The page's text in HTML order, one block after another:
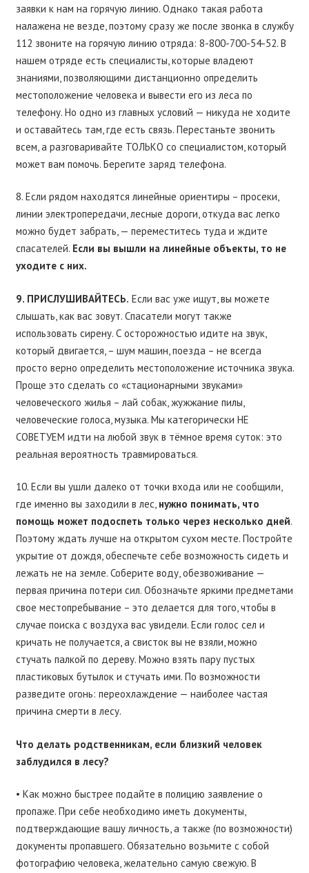
заявки к нам на горячую линию. Однако такая работа
налажена не везде, поэтому сразу же после звонка в службу
112 звоните на горячую линию отряда: 8-800-700-54-52. В
нашем отряде есть специалисты, которые владеют
знаниями, позволяющими дистанционно определить
местоположение человека и вывести его из леса по
телефону. Но одно из главных условий — никуда не ходите
и оставайтесь там, где есть связь. Перестаньте звонить
всем, а разговаривайте ТОЛЬКО со специалистом, который
может вам помочь. Берегите заряд телефона.
8. Если рядом находятся линейные ориентиры – просеки,
линии электропередачи, лесные дороги, откуда вас легко
можно будет забрать, — переместитесь туда и ждите
спасателей. Если вы вышли на линейные объекты, то не
уходите с них.
9. ПРИСЛУШИВАЙТЕСЬ. Если вас уже ищут, вы можете
слышать, как вас зовут. Спасатели могут также
использовать сирену. С осторожностью идите на звук,
который двигается, – шум машин, поезда – не всегда
просто верно определить местоположение источника звука.
Проще это сделать со «стационарными звуками»
человеческого жилья – лай собак, жужжание пилы,
человеческие голоса, музыка. Мы категорически НЕ
СОВЕТУЕМ идти на любой звук в тёмное время суток: это
реальная вероятность травмироваться.
10. Если вы ушли далеко от точки входа или не сообщили,
где именно вы заходили в лес, нужно понимать, что
помощь может подоспеть только через несколько дней.
Поэтому ждать лучше на открытом сухом месте. Постройте
укрытие от дождя, обеспечьте себе возможность сидеть и
лежать не на земле. Соберите воду, обезвоживание —
первая причина потери сил. Обозначьте яркими предметами
свое местопребывание – это делается для того, чтобы в
случае поиска с воздуха вас увидели. Если голос сел и
кричать не получается, а свисток вы не взяли, можно
стучать палкой по дереву. Можно взять пару пустых
пластиковых бутылок и стучать ими. По возможности
разведите огонь: переохлаждение — наиболее частая
причина смерти в лесу.
Что делать родственникам, если близкий человек
заблудился в лесу?
• Как можно быстрее подайте в полицию заявление о
пропаже. При себе необходимо иметь документы,
подтверждающие вашу личность, а также (по возможности)
документы пропавшего. Обязательно возьмите с собой
фотографию человека, желательно самую свежую. В